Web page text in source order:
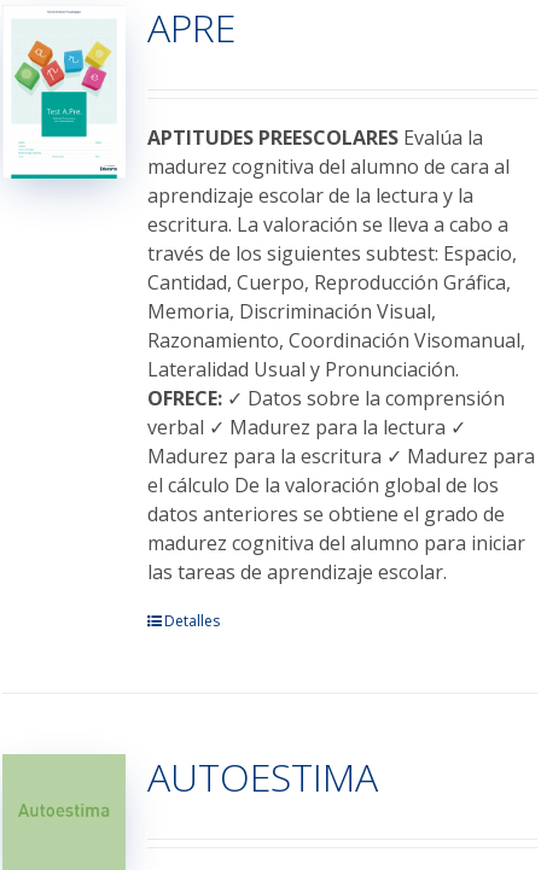
Las
opciones
elegir
en
la
página
de
producto
APRE
APTITUDES PREESCOLARESEvalúa la
madurez cognitiva del alumno de cara al
aprendizaje escolar de la lectura y la
escritura. La valoración se lleva a cabo a
través de los siguientes subtest: Espacio,
Cantidad, Cuerpo, Reproducción Gráfica,
Memoria, Discriminación Visual,
Razonamiento, Coordinación Visomanual,
Lateralidad Usual y Pronunciación.
OFRECE:✓ Datos sobre la comprensión
verbal ✓ Madurez para la lectura ✓
Madurez para la escritura ✓ Madurez para
el cálculo De la valoración global de los
datos anteriores se obtiene el grado de
madurez cognitiva del alumno para iniciar
las tareas de aprendizaje escolar.
Este
Las
opciones
Detalles
AUTOESTIMA